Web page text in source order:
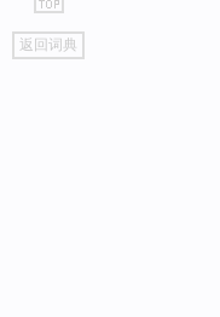
go
top
返回词典